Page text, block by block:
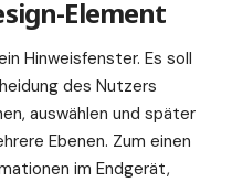
Element
Hinweisfenster. Es soll
des Nutzers
auswählen und später
Ebenen. Zum einen
im Endgerät,